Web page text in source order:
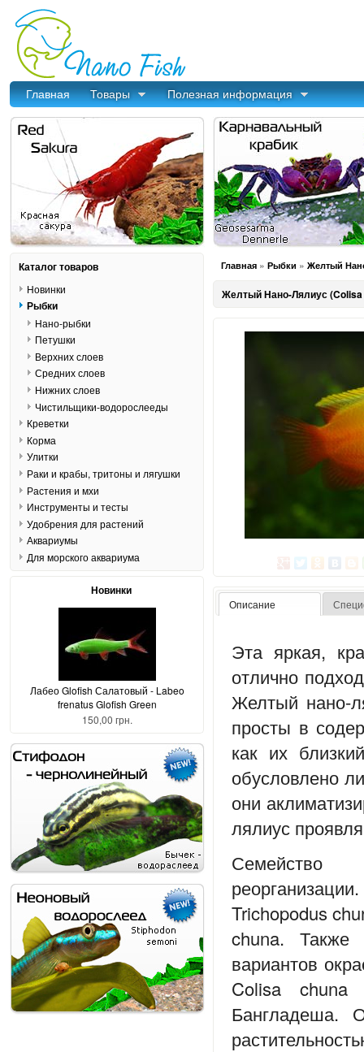
Главная Товары Полезная информация
Главная » Рыбки » Желтый
Желтый Нано-Лялиус (Colisa
Описание
Эта яркая,
отлично
Желтый нано-
просты в
как их
обусловлено
они
лялиус
Семейство
Trichopodus
chuna. Также
вариантов
Colisa
Бангладеша.
Каталог товаров
Новинки
Рыбки
Нано-рыбки
Петушки
Верхних слоев
Средних слоев
Нижних слоев
Чистильщики-водорослееды
Креветки
Корма
Улитки
Раки и крабы, тритоны и лягушки
Растения и мхи
Инструменты и тесты
Удобрения для растений
Аквариумы
Для морского аквариума
Новинки
Лабео Glofish Салатовый - Labeo
frenatus Glofish Green
150,00 грн.